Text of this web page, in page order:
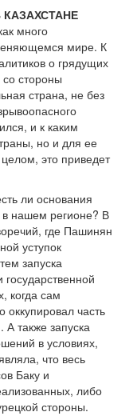
много
мире. К
о грядущих
со стороны
страна, не без
и к каким
но и для ее
это приведет
ли основания
в нашем регионе? В
где Пашинян
уступок
запуска
когда сам
оккупировал часть
А также запуска
в условиях,
что весь
Баку и
либо
стороны.